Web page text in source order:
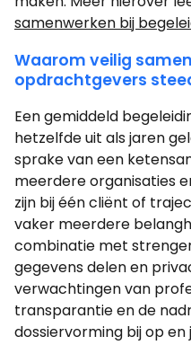
samenwerken bij
Waarom veilig
opdrachtgevers
Een gemiddeld
hetzelfde uit als jaren
sprake van een
meerdere organisaties
zijn bij één cliënt of
vaker meerdere
combinatie met
gegevens delen en
verwachtingen van
transparantie en de
dossiervorming bij op